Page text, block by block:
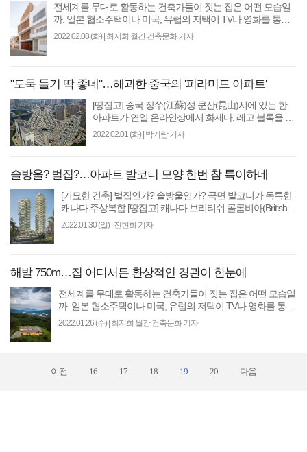
전세계를 무대로 활동하는 건축가들이 짓는 집은 어떤 모습일
까. 일본 협소주택이나 미국, 유럽의 저택이 TV나 영화를 통해
종종 소개되지만 그 의도와 철학적 의미를..
2022.02.08 (화)| 최지희 월간 건축문화 기자
"도둑 들기 딱 좋네"…해괴한 중국의 '피라미드 아파트'
[땅집고] 중국 장쑤(江蘇)성 쿤산(昆山)시에 있는 한
아파트가 연일 온라인상에서 화제다. 레고 블록을 차
곡차곡 피라미드 모양으로 쌓아 올린 듯한 독특한 모
2022.02.01 (화)| 박기람 기자
솔방울? 벌집?…아파트 발코니 모양 한번 참 특이하네
[기묘한 건축] 벌집인가? 솔방울인가? 곡면 발코니가 독특한
캐나다 주상복합 [땅집고] 캐나다 브리티쉬 콜롬비아(British
Columbia)주 밴쿠버에 두 동짜리 주상복합 아파트..
2022.01.30 (일)| 전현희 기자
해발 750m…집 어디서든 환상적인 경관이 한눈에
전세계를 무대로 활동하는 건축가들이 짓는 집은 어떤 모습일
까. 일본 협소주택이나 미국, 유럽의 저택이 TV나 영화를 통해
종종 소개되지만 그 의도와 철학적 의미를..
2022.01.26 (수)| 최지희 월간 건축문화 기자
이전 16 17 18 19 20 다음